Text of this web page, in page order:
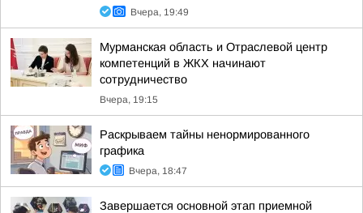
Вчера, 19:49
Мурманская область и Отраслевой центр
компетенций в ЖКХ начинают
сотрудничество
Вчера, 19:15
Раскрываем тайны ненормированного
графика
Вчера, 18:47
Завершается основной этап приемной